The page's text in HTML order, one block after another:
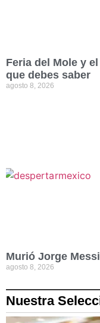
Feria del Mole y
que debes saber
agosto 8, 2026
Murió Jorge
agosto 8, 2026
Nuestra